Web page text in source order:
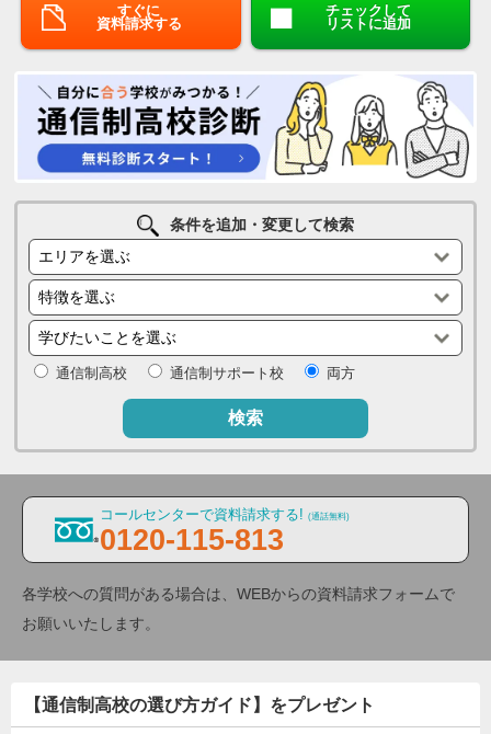
すぐに
資料請求する
チェックして
リストに追加
条件を追加・変更して検索
通信制高校 通信制サポート校 両方
検索
コールセンターで資料請求する! (通話無料)
0120-115-813
各学校への質問がある場合は、WEBからの資料請求フォームで
お願いいたします。
【通信制高校の選び方ガイド】をプレゼント